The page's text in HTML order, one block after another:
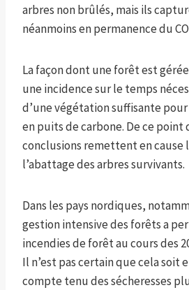
arbres non brûlés, mais ils
néanmoins en permanence du
La façon dont une forêt est
une incidence sur le temps
d’une végétation suffisante
en puits de carbone. De ce point
conclusions remettent en cause
l’abattage des arbres survivants.
Dans les pays nordiques,
gestion intensive des forêts a
incendies de forêt au cours des
Il n’est pas certain que cela soit
compte tenu des sécheresses